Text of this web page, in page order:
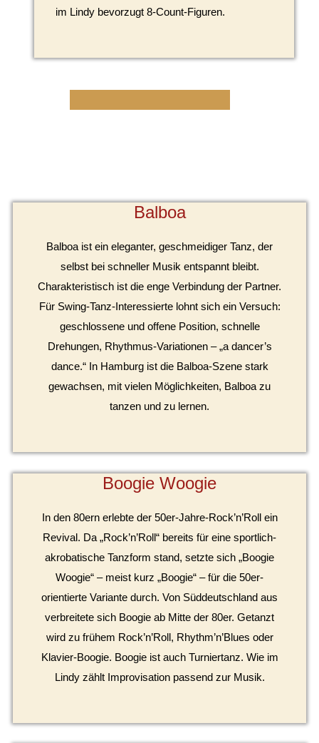
im Lindy bevorzugt 8-Count-Figuren.
Balboa
Balboa ist ein eleganter, geschmeidiger Tanz, der
selbst bei schneller Musik entspannt bleibt.
Charakteristisch ist die enge Verbindung der Partner.
Für Swing-Tanz-Interessierte lohnt sich ein Versuch:
geschlossene und offene Position, schnelle
Drehungen, Rhythmus-Variationen – „a dancer’s
dance.“ In Hamburg ist die Balboa-Szene stark
gewachsen, mit vielen Möglichkeiten, Balboa zu
tanzen und zu lernen.
Boogie Woogie
In den 80ern erlebte der 50er-Jahre-Rock’n’Roll ein
Revival. Da „Rock’n’Roll“ bereits für eine sportlich-
akrobatische Tanzform stand, setzte sich „Boogie
Woogie“ – meist kurz „Boogie“ – für die 50er-
orientierte Variante durch. Von Süddeutschland aus
verbreitete sich Boogie ab Mitte der 80er. Getanzt
wird zu frühem Rock’n’Roll, Rhythm’n’Blues oder
Klavier-Boogie. Boogie ist auch Turniertanz. Wie im
Lindy zählt Improvisation passend zur Musik.